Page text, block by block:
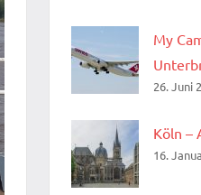
My
26. Juni
Köln –
16.